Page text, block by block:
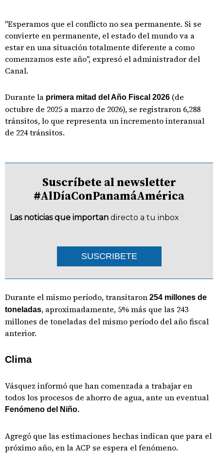
"Esperamos que el conflicto no sea permanente. Si se
convierte en permanente, el estado del mundo va a
estar en una situación totalmente diferente a como
comenzamos este año", expresó el administrador del
Canal.
Durante la primera mitad del Año Fiscal 2026 (de
octubre de 2025 a marzo de 2026), se registraron 6,288
tránsitos, lo que representa un incremento interanual
de 224 tránsitos.
Suscríbete al newsletter
#AlDíaConPanamáAmérica
Las noticias que importan directo a tu inbox
SUSCRIBETE
Durante el mismo período, transitaron 254 millones de
toneladas, aproximadamente, 5% más que las 243
millones de toneladas del mismo período del año fiscal
anterior.
Clima
Vásquez informó que han comenzada a trabajar en
todos los procesos de ahorro de agua, ante un eventual
Fenómeno del Niño.
Agregó que las estimaciones hechas indican que para el
próximo año, en la ACP se espera el fenómeno.